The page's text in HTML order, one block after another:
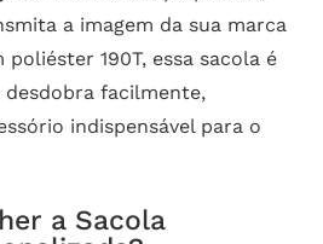
a imagem da sua marca
190T, essa sacola é
desdobra facilmente,
indispensável para o
a Sacola